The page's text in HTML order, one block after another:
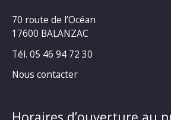
70 route de l’Océan
17600 BALANZAC
Tél. 05 46 94 72 30
Nous contacter
Horaires d’ouverture au